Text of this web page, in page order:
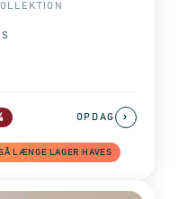
LÆNGE LAGER HAVES
OPDAG ›